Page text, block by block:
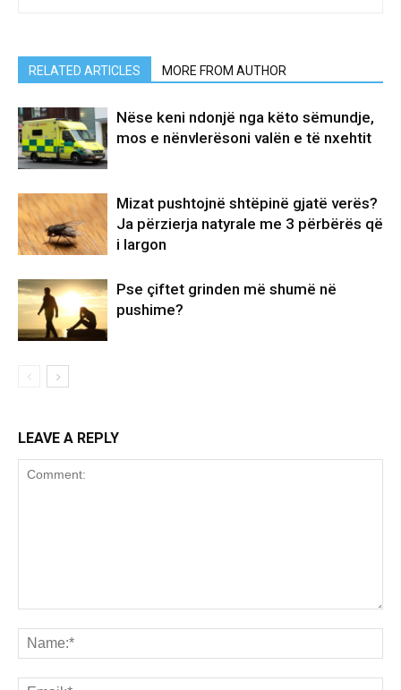
RELATED ARTICLES MORE FROM AUTHOR
Nëse keni ndonjë nga këto sëmundje,
mos e nënvlerësoni valën e të nxehtit
Mizat pushtojnë shtëpinë gjatë verës?
Ja përzierja natyrale me 3 përbërës që
i largon
Pse çiftet grinden më shumë në
pushime?
LEAVE A REPLY